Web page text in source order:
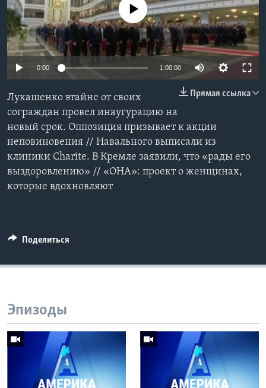
Learning English
СОЦИАЛЬНЫЕ СЕТИ
Языки
No media source currently available
0:00 1:00:00
Прямая ссылка
Лукашенко втайне от своих
сограждан провел инаугурацию на
новый срок. Оппозиция призывает к акции
неповиновения // Навального выписали из
клиники Charite. В Кремле заявили, что «рады его
выздоровлению» // «ОНА»: проект о женщинах,
которые вдохновляют
Поделиться
Эпизоды